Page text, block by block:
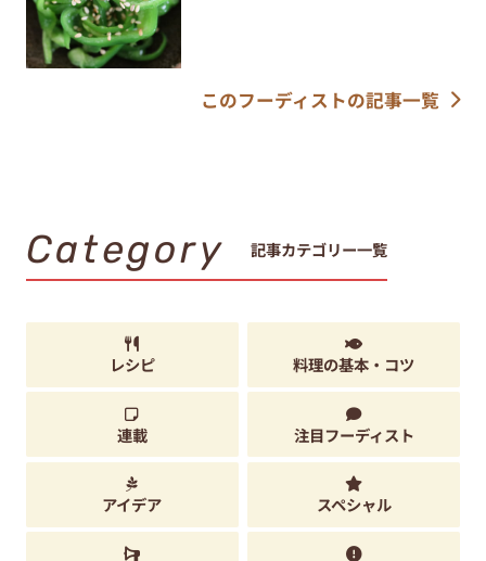
このフーディストの記事一覧
Category 記事カテゴリー一覧
レシピ 料理の基本・コツ
連載 注目フーディスト
アイデア スペシャル